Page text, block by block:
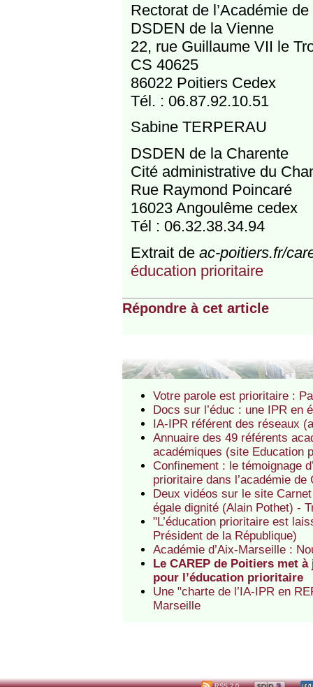
Rectorat de l’Académie
DSDEN de la Vienne
22, rue Guillaume VII le
CS 40625
86022 Poitiers Cedex
Tél. : 06.87.92.10.51
Sabine TERPERAU
DSDEN de la Charente
Cité administrative du
Rue Raymond Poincaré
16023 Angoulême cedex
Tél : 06.32.38.34.94
Extrait de ac-poitiers.fr/
éducation prioritaire
Répondre à cet article
Votre parole est prioritaire :
Docs sur l’éduc : une IPR en
IA-IPR référent des réseaux
Annuaire des 49 référents
académiques (site Education
Confinement : le témoignage
prioritaire dans l’académie
Deux vidéos sur le site
égale dignité (Alain Pothet) -
"L’éducation prioritaire est
Président de la République)
Académie d’Aix-Marseille :
Le CAREP de Poitiers met
pour l’éducation prioritaire
Une "charte de l’IA-IPR en
Marseille